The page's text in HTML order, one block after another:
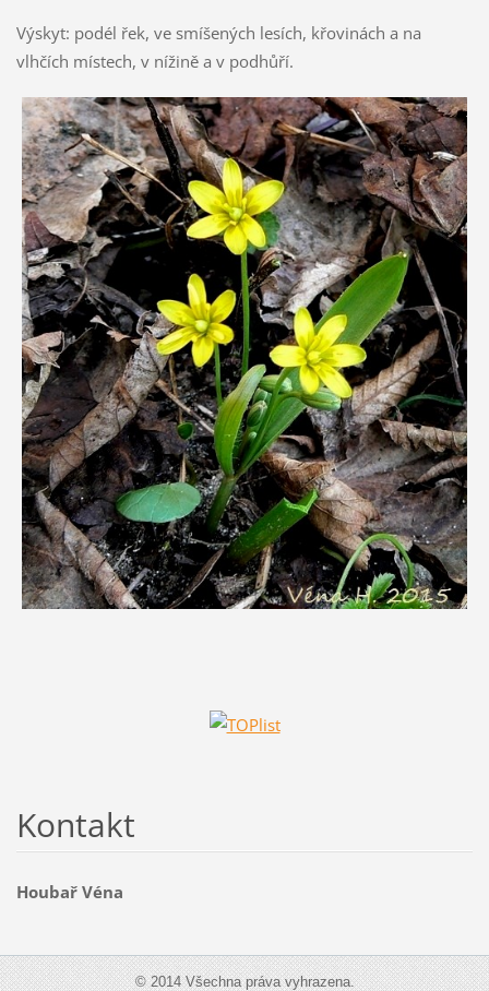
Výskyt: podél řek, ve smíšených lesích, křovinách a na
vlhčích místech, v nížině a v podhůří.
Kontakt
Houbař Véna
© 2014 Všechna práva vyhrazena.